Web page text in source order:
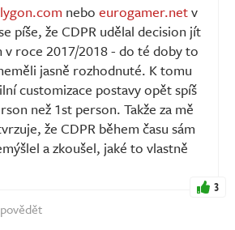
nebo eurogamer.netv
píše, že CDPR udělal decision jít
roce 2017/2018 - do té doby to
jasně rozhodnuté. K tomu
customizace postavy opět spíš
než 1st person. Takže za mě
že CDPR během času sám
a zkoušel, jaké to vlastně
3